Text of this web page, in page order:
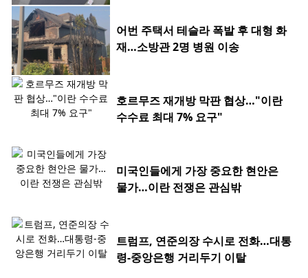
어번 주택서 테슬라 폭발 후 대형 화
재…소방관 2명 병원 이송
호르무즈 재개방 막판 협상…"이란
수수료 최대 7% 요구"
미국인들에게 가장 중요한 현안은
물가…이란 전쟁은 관심밖
트럼프, 연준의장 수시로 전화…대통
령-중앙은행 거리두기 이탈